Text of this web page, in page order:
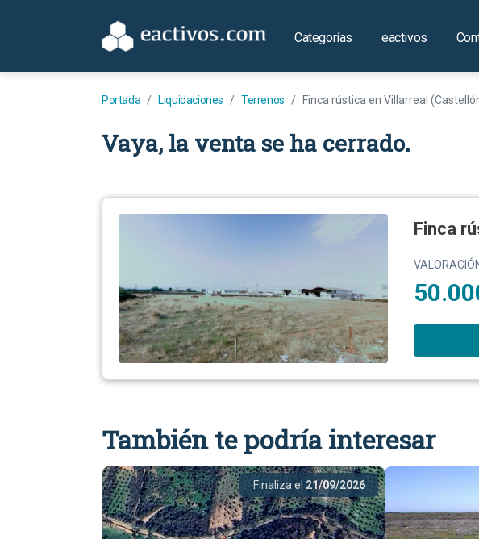
Categorías eactivos
Portada Liquidaciones Terrenos Finca rústica en Villarreal
Vaya, la venta se ha cerrado.
Finca
También te podría interesar
Finaliza el 21/09/2026